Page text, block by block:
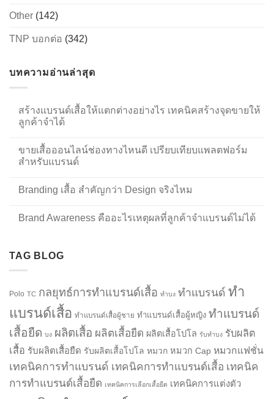
Other (142)
TNP บอกต่อ (342)
บทความอ่านล่าสุด
สร้างแบรนด์เสื้อให้แตกต่างอย่างไร เทคนิคสร้างจุดขายให้
ลูกค้าจำได้
ขายเสื้อออนไลน์ช่องทางไหนดี เปรียบเทียบแพลตฟอร์ม
สำหรับแบรนด์
Branding เสื้อ สำคัญกว่า Design จริงไหม
Brand Awareness คืออะไรเหตุผลที่ลูกค้าจำแบรนด์ไม่ได้
TAG BLOG
Polo TC กลยุทธ์การทำแบรนด์เสื้อ ทำบง ทำแบรนด์ ทำ
แบรนด์เสื้อ ทำแบรนด์เสื้อผู้ชาย ทำแบรนด์เสื้อผู้หญิง ทำแบรนด์
เสื้อยืด บง ผลิตเสื้อ ผลิตเสื้อยืด ผลิตเสื้อโปโล รับทำบง รับผลิต
เสื้อ รับผลิตเสื้อยืด รับผลิตเสื้อโปโล หมวก หมวก Cap หมวกแฟชั่น
เทคนิคการทำแบรนด์ เทคนิคการทำแบรนด์เสื้อ เทคนิค
การทำแบรนด์เสื้อยืด เทคนิคการเลือกเสื้อยืด เทคนิคการแต่งตัว